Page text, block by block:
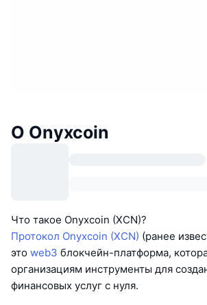
О Onyxcoin
Что такое Onyxcoin (XCN)?
Протокол Onyxcoin (XCN) (ранее
это web3 блокчейн-платформа,
организациям инструменты для
финансовых услуг с нуля.